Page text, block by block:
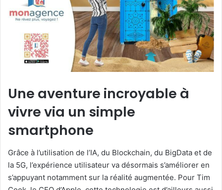
Une aventure incroyable à
vivre via un simple
smartphone
Grâce à l’utilisation de l’IA, du Blockchain, du BigData et de
la 5G, l’expérience utilisateur va désormais s’améliorer en
s’appuyant notamment sur la réalité augmentée. Pour Tim